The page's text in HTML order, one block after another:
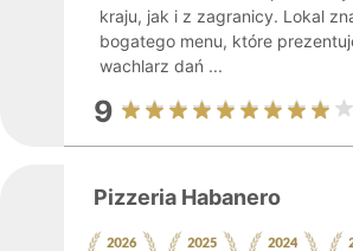
kraju, jak i z zagranicy. Lokal
bogatego menu, które
wachlarz dań ...
9
Pizzeria Habanero